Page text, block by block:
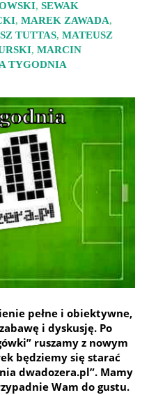
, SEWAK
, MAREK ZAWADA,
TUTTAS, MATEUSZ
, MARCIN
TYGODNIA
pełne i obiektywne,
i dyskusję. Po
ruszamy z nowym
będziemy się starać
dwadozera.pl”. Mamy
Wam do gustu.